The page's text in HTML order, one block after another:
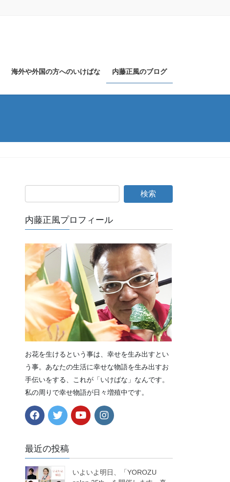
海外や外国の方へのいけばな 内藤正風のブログ
内藤正風プロフィール
お花を生けるという事は、幸せを生み出すとい
う事。あなたの生活に幸せな物語を生み出すお
手伝いをする、これが「いけばな」なんです。
私の周りで幸せ物語が日々増殖中です。
最近の投稿
いよいよ明日、「YOROZU